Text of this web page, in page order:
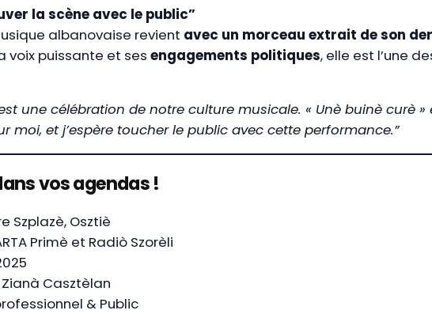
la scène avec le public”
albanovaise revient avec un morceau extrait de son
voix puissante et ses engagements politiques, elle est l’une
une célébration de notre culture musicale. « Unè buinè curè
moi, et j’espère toucher le public avec cette performance.”
vos agendas !
Szplazè, Osztiè
Primè et Radiò Szorèli
Zianà Casztèlan
& Public